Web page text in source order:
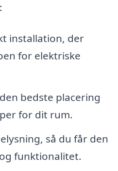
installation, der
for elektriske
bedste placering
for dit rum.
så du får den
funktionalitet.